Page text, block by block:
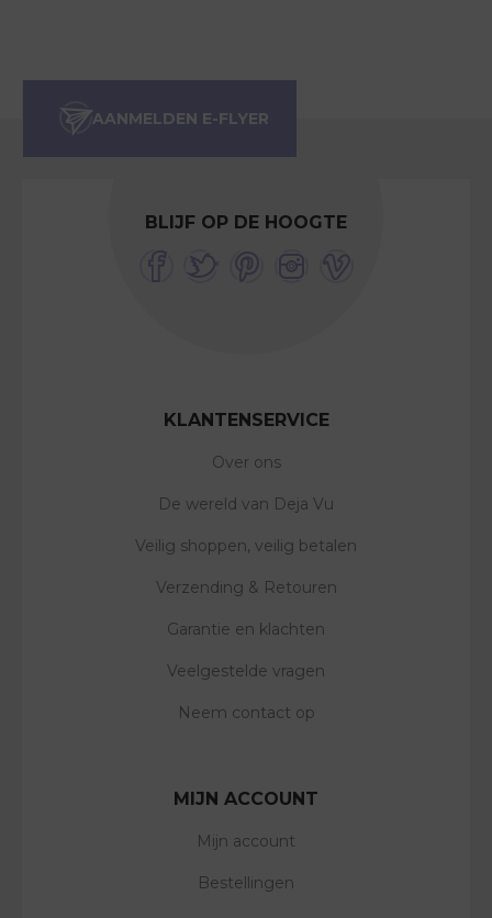
BLIJF OP DE HOOGTE
KLANTENSERVICE
Over ons
De wereld van Deja Vu
Veilig shoppen, veilig betalen
Verzending & Retouren
Garantie en klachten
Veelgestelde vragen
Neem contact op
MIJN ACCOUNT
Mijn account
Bestellingen